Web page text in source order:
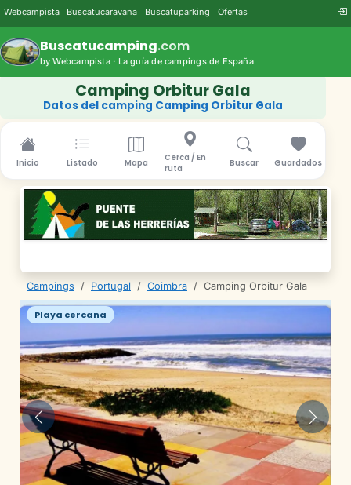
Webcampista Buscatucaravana Buscatuparking Ofertas
Buscatucamping.com
by Webcampista · La guía de campings de España
Camping Orbitur Gala
Datos del camping Camping Orbitur Gala
Inicio Listado Mapa
Cerca / En
ruta
Buscar Guardados
Campings / Portugal / Coimbra / Camping Orbitur Gala
Playa cercana
Anterior